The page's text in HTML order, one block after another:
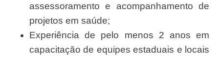
assessoramento e acompanhamento de
projetos em saúde;
Experiência de pelo menos 2 anos em
capacitação de equipes estaduais e locais